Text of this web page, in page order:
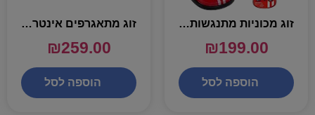
זוג מכוניות מתנגשות עם שתי שלטים
₪199.00
הוספה לסל
זוג מתאגרפים אינטראקטיביים בזירה – SILVERLIT FIRST ON FIRE
₪259.00
הוספה לסל